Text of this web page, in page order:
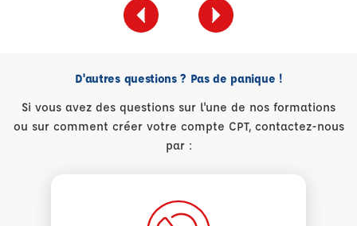
D'autres questions ? Pas de panique !
Si vous avez des questions sur l'une de nos formations
ou sur comment créer votre compte CPT, contactez-nous
par :